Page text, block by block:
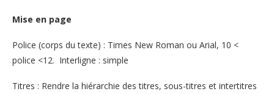
Mise en page
Police (corps du texte) : Times New Roman ou Arial, 10 <
police <12. Interligne : simple
Titres : Rendre la hiérarchie des titres, sous-titres et intertitres